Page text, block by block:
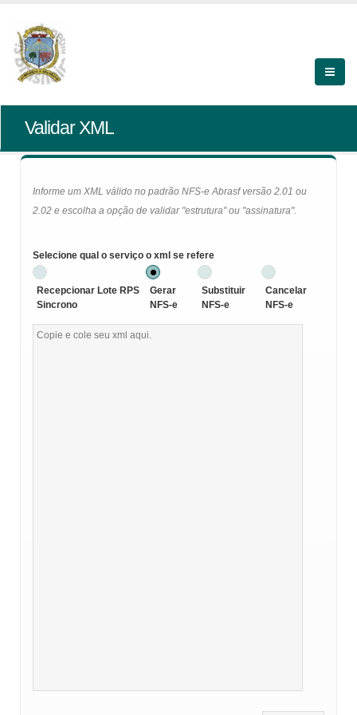
Validar XML
Informe um XML válido no padrão NFS-e Abrasf versão 2.01 ou
2.02 e escolha a opção de validar "estrutura" ou "assinatura".
Selecione qual o serviço o xml se refere
Recepcionar Lote RPS
Sincrono
Gerar
NFS-e
Substituir
NFS-e
Cancelar
NFS-e